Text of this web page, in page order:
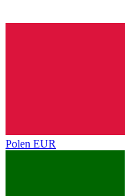
Polen EUR